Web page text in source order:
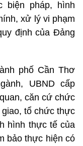
biện pháp, hình
xử lý vi phạm
định của Đảng
phố Cần Thơ
UBND cấp
căn cứ chức
tổ chức thực
hình thực tế của
bảo thực hiện có